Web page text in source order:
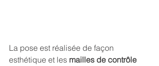
La pose est réalisée de façon
esthétique et les mailles de contrôle